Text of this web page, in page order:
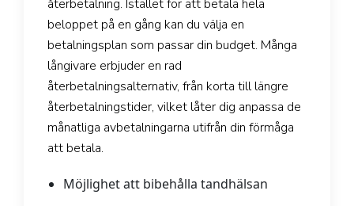
återbetalning. Istället för att betala hela
beloppet på en gång kan du välja en
betalningsplan som passar din budget. Många
långivare erbjuder en rad
återbetalningsalternativ, från korta till längre
återbetalningstider, vilket låter dig anpassa de
månatliga avbetalningarna utifrån din förmåga
att betala.
Möjlighet att bibehålla tandhälsan